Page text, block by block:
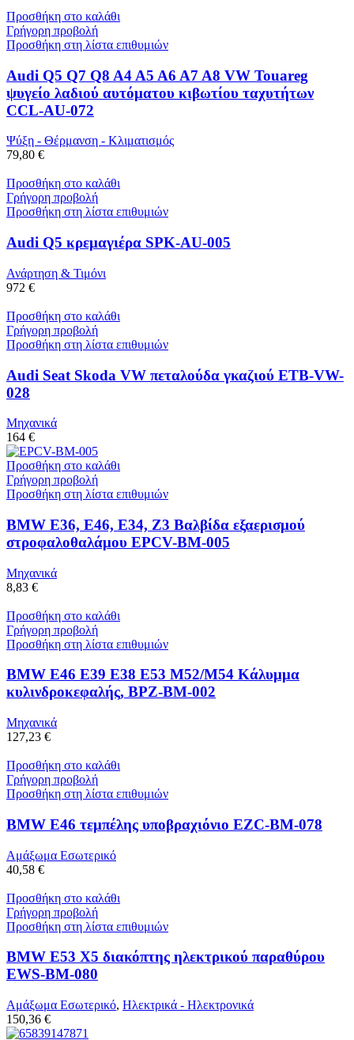
Προσθήκη στο καλάθι
Γρήγορη προβολή
Προσθήκη στη λίστα επιθυμιών
Audi Q5 Q7 Q8 A4 A5 A6 A7 A8 VW Touareg
ψυγείο λαδιού αυτόματου κιβωτίου ταχυτήτων
CCL-AU-072
Ψύξη - Θέρμανση - Κλιματισμός
79,80 €
Προσθήκη στο καλάθι
Γρήγορη προβολή
Προσθήκη στη λίστα επιθυμιών
Audi Q5 κρεμαγιέρα SPK-AU-005
Ανάρτηση & Τιμόνι
972 €
Προσθήκη στο καλάθι
Γρήγορη προβολή
Προσθήκη στη λίστα επιθυμιών
Audi Seat Skoda VW πεταλούδα γκαζιού ETB-VW-
028
Μηχανικά
164 €
Προσθήκη στο καλάθι
Γρήγορη προβολή
Προσθήκη στη λίστα επιθυμιών
BMW E36, E46, E34, Z3 Βαλβίδα εξαερισμού
στροφαλοθαλάμου EPCV-BM-005
Μηχανικά
8,83 €
Προσθήκη στο καλάθι
Γρήγορη προβολή
Προσθήκη στη λίστα επιθυμιών
BMW E46 E39 E38 E53 M52/M54 Κάλυμμα
κυλινδροκεφαλής, BPZ-BM-002
Μηχανικά
127,23 €
Προσθήκη στο καλάθι
Γρήγορη προβολή
Προσθήκη στη λίστα επιθυμιών
BMW E46 τεμπέλης υποβραχιόνιο EZC-BM-078
Αμάξωμα Εσωτερικό
40,58 €
Προσθήκη στο καλάθι
Γρήγορη προβολή
Προσθήκη στη λίστα επιθυμιών
BMW E53 X5 διακόπτης ηλεκτρικού παραθύρου
EWS-BM-080
Αμάξωμα Εσωτερικό, Ηλεκτρικά - Ηλεκτρονικά
150,36 €